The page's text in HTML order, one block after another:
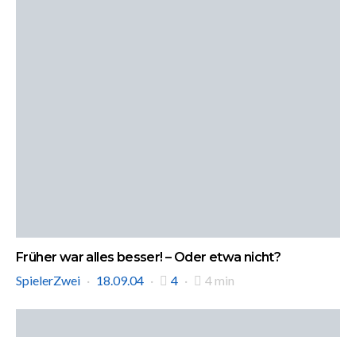
Früher war alles besser! – Oder etwa nicht?
SpielerZwei
18.09.04 4 4 min